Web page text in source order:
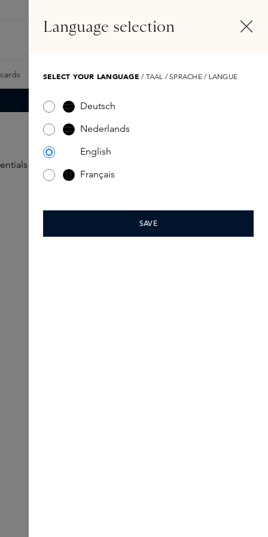
Samples Skins Exclusives Skins Boxen
Language selection
SELECT YOUR LANGUAGE / TAAL / SPRACHE / LANGUE
Deutsch
Nederlands
English
Français
SAVE